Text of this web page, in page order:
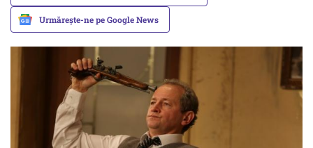
Urmărește-ne pe Google News